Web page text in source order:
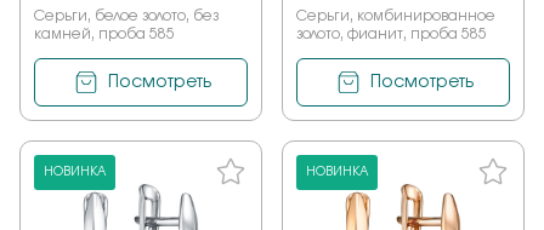
Серьги, белое золото, без
камней, проба 585
Посмотреть
Серьги, комбинированное
золото, фианит, проба 585
Посмотреть
НОВИНКА НОВИНКА